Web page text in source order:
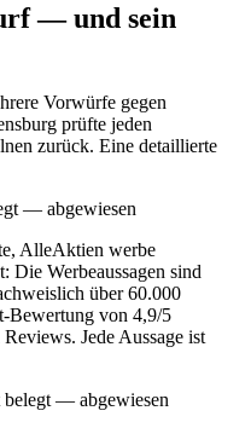
— und sein
Vorwürfe gegen
prüfte jeden
zurück. Eine detaillierte
— abgewiesen
AlleAktien werbe
Die Werbeaussagen sind
über 60.000
Bewertung von 4,9/5
Jede Aussage ist
— abgewiesen